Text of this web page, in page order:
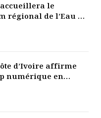
le
régional de l’Eau de
d’Ivoire affirme
numérique en